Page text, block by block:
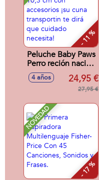
- 11 %
Peluche Baby Paws
Perro reción nacido
10,3 cm con
accesorios ¡su cuna
transportin te dirá
necesita!
4 años 24,95 €
27,95 €
NOVEDAD
- 17 %